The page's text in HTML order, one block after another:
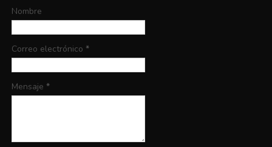
Nombre
Correo electrónico *
Mensaje *